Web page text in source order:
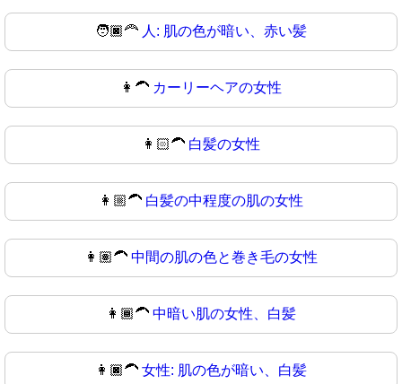
🧑🏿‍🦰 人: 肌の色が暗い、赤い髪
👩‍🦱 カーリーヘアの女性
👩🏻‍🦱 白髪の女性
👩🏼‍🦱 白髪の中程度の肌の女性
👩🏽‍🦱 中間の肌の色と巻き毛の女性
👩🏾‍🦱 中暗い肌の女性、白髪
👩🏿‍🦱 女性: 肌の色が暗い、白髪